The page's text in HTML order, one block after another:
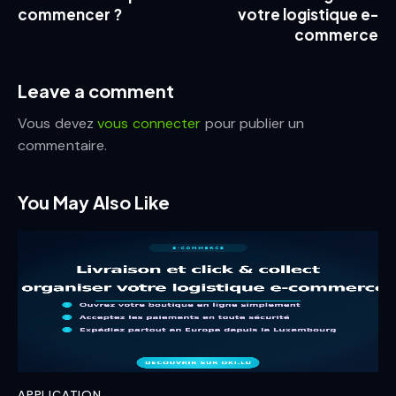
commencer ?
votre logistique e-
commerce
Leave a comment
Vous devezvous connecter pour publier un
commentaire.
You May Also Like